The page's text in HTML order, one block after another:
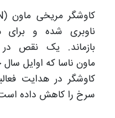
ناوبری شده و برای
بازماند. یک نقص در
ماون ناسا که اوایل
کاوشگر در هدایت
سرخ را کاهش داده